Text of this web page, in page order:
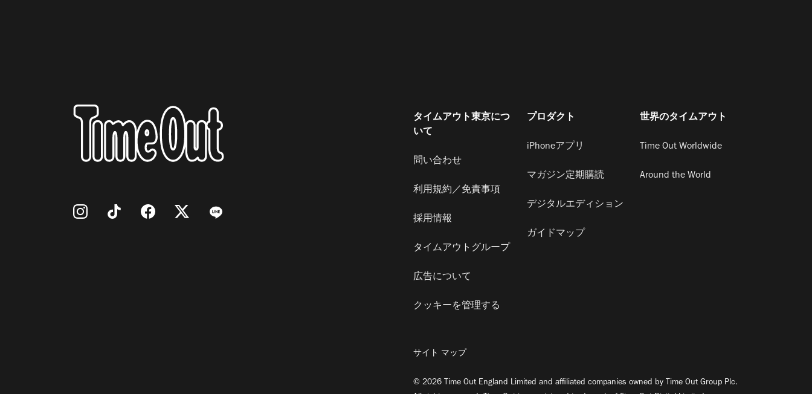
タイムアウト東京につ
いて
問い合わせ
利用規約／免責事項
採用情報
タイムアウトグループ
広告について
クッキーを管理する
プロダクト
iPhoneアプリ
マガジン定期購読
デジタルエディション
ガイドマップ
世界のタイムアウト
Time Out Worldwide
Around the World
サイト マップ
© 2026 Time Out England Limited and affiliated companies owned by Time Out Group Plc.